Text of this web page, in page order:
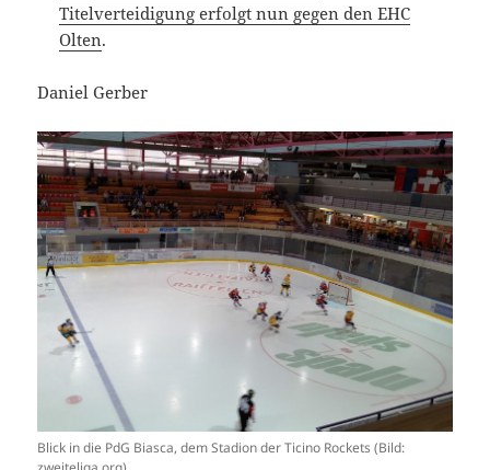
Titelverteidigung erfolgt nun gegen den EHC
Olten.
Daniel Gerber
Blick in die PdG Biasca, dem Stadion der Ticino Rockets (Bild: